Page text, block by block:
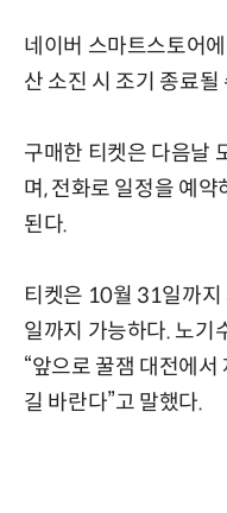
네이버 스마트스토어
산 소진 시 조기 종료될
구매한 티켓은 다음날
며, 전화로 일정을 예
된다.
티켓은 10월 31일까
일까지 가능하다. 노기
“앞으로 꿀잼 대전에서
길 바란다”고 말했다.